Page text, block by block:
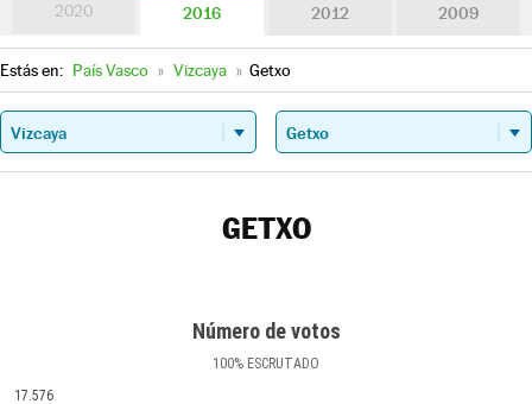
2020 2016 2012 2009
Estás en: País Vasco » Vizcaya » Getxo
GETXO
Número de votos
100% ESCRUTADO
17.576